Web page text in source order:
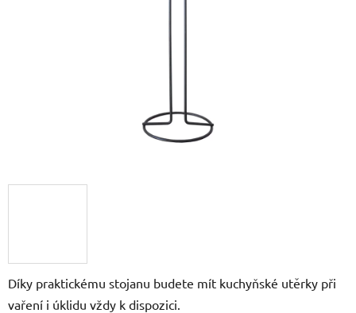
Díky praktickému stojanu budete mít kuchyňské utěrky při
vaření i úklidu vždy k dispozici.